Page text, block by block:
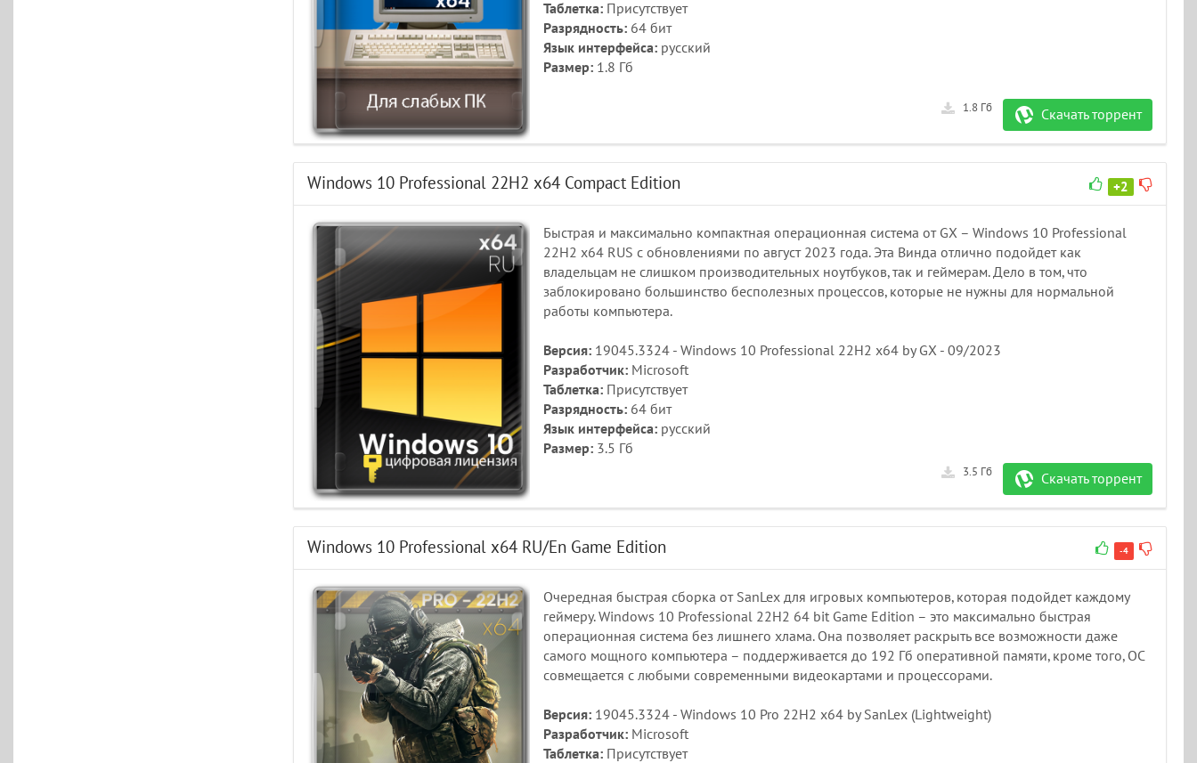
Таблетка: Присутствует
Разрядность: 64 бит
Язык интерфейса: русский
Размер: 1.8 Гб
Скачать торрент
1.8 Гб
Windows 10 Professional 22H2 x64 Compact Edition +2
Быстрая и максимально компактная операционная система от GX – Windows 10 Professional
22H2 x64 RUS с обновлениями по август 2023 года. Эта Винда отлично подойдет как
владельцам не слишком производительных ноутбуков, так и геймерам. Дело в том, что
заблокировано большинство бесполезных процессов, которые не нужны для нормальной
работы компьютера.
Версия: 19045.3324 - Windows 10 Professional 22H2 x64 by GX - 09/2023
Разработчик: Microsoft
Таблетка: Присутствует
Разрядность: 64 бит
Язык интерфейса: русский
Размер: 3.5 Гб
Скачать торрент
3.5 Гб
Windows 10 Professional x64 RU/En Game Edition -4
Очередная быстрая сборка от SanLex для игровых компьютеров, которая подойдет каждому
геймеру. Windows 10 Professional 22H2 64 bit Game Edition – это максимально быстрая
операционная система без лишнего хлама. Она позволяет раскрыть все возможности даже
самого мощного компьютера – поддерживается до 192 Гб оперативной памяти, кроме того, ОС
совмещается с любыми современными видеокартами и процессорами.
Версия: 19045.3324 - Windows 10 Pro 22H2 x64 by SanLex (Lightweight)
Разработчик: Microsoft
Таблетка: Присутствует